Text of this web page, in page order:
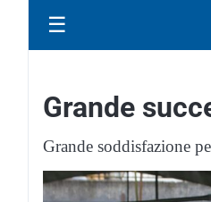
☰
Grande
Grande soddisfazione